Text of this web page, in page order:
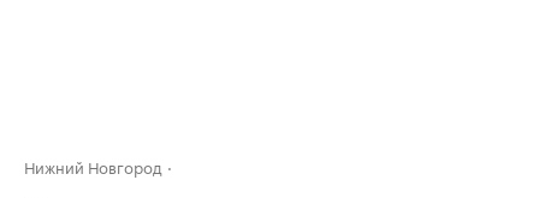
Нижний Новгород